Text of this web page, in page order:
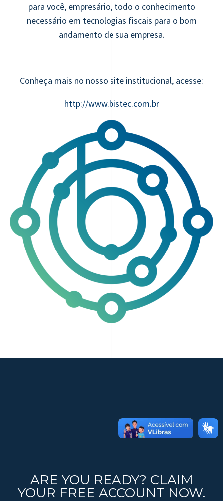
para você, empresário, todo o conhecimento
necessário em tecnologias fiscais para o bom
andamento de sua empresa.
Conheça mais no nosso site institucional, acesse:
http://www.bistec.com.br
ARE YOU READY? CLAIM
YOUR FREE ACCOUNT NOW.